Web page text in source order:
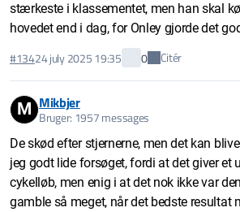
stærkeste i klassementet, men han skal
hovedet end i dag, for Onley gjorde det
#13424 july 2025 19:35 0 Citér
M Mikbjer
Bruger: 1957 messages
De skød efter stjernerne, men det kan
jeg godt lide forsøget, fordi at det giver et
cykelløb, men enig i at det nok ikke var
gamble så meget, når det bedste resultat